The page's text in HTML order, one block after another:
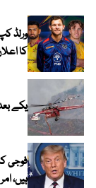
کا
یکے بعد دیگرے 2 ہیلی
فوجی
ہیں،